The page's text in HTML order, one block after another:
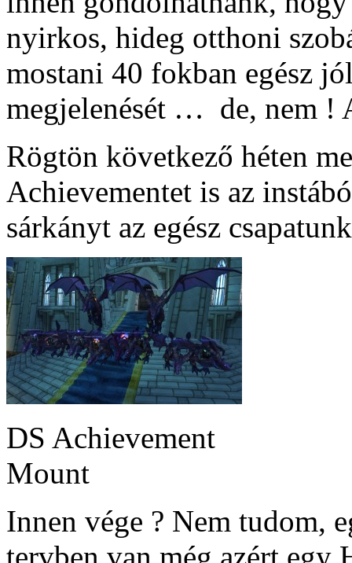
nyirkos, hideg otthoni
mostani 40 fokban egész
megjelenését … de, nem !
Rögtön következő héten
Achievementet is az
sárkányt az egész
DS Achievement
Mount
Innen vége ? Nem tudom,
tervben van még azért egy